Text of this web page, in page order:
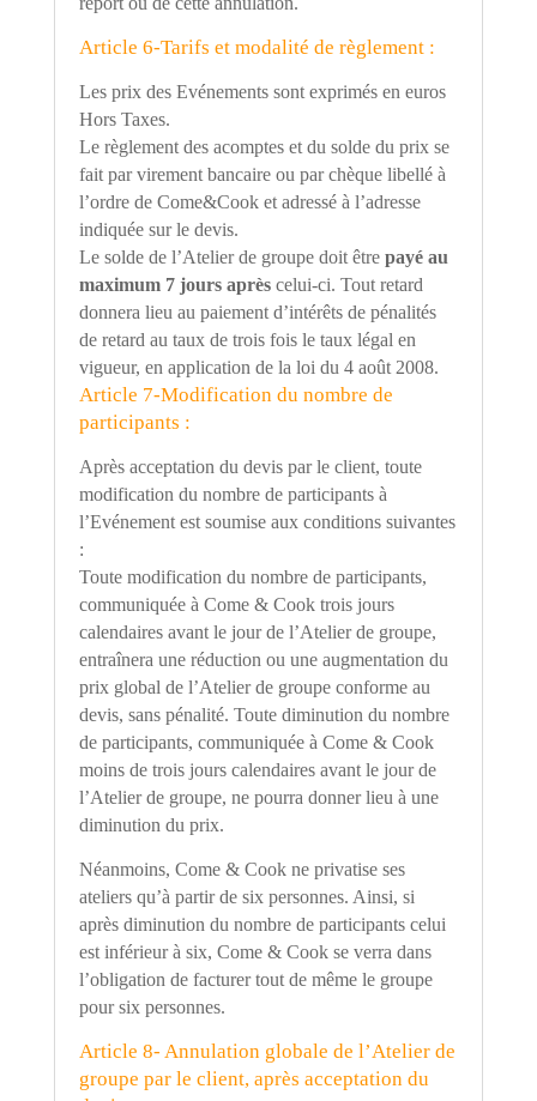
Article 6-Tarifs et modalité de règlement :
Les prix des Evénements sont exprimés en euros
Hors Taxes.
Le règlement des acomptes et du solde du prix se
fait par virement bancaire ou par chèque libellé à
l’ordre de Come&Cook et adressé à l’adresse
indiquée sur le devis.
Le solde de l’Atelier de groupe doit être payé au
maximum 7 jours après celui-ci. Tout retard
donnera lieu au paiement d’intérêts de pénalités
de retard au taux de trois fois le taux légal en
vigueur, en application de la loi du 4 août 2008.
Article 7-Modification du nombre de
participants :
Après acceptation du devis par le client, toute
modification du nombre de participants à
l’Evénement est soumise aux conditions suivantes
:
Toute modification du nombre de participants,
communiquée à Come & Cook trois jours
calendaires avant le jour de l’Atelier de groupe,
entraînera une réduction ou une augmentation du
prix global de l’Atelier de groupe conforme au
devis, sans pénalité. Toute diminution du nombre
de participants, communiquée à Come & Cook
moins de trois jours calendaires avant le jour de
l’Atelier de groupe, ne pourra donner lieu à une
diminution du prix.
Néanmoins, Come & Cook ne privatise ses
ateliers qu’à partir de six personnes. Ainsi, si
après diminution du nombre de participants celui
est inférieur à six, Come & Cook se verra dans
l’obligation de facturer tout de même le groupe
pour six personnes.
Article 8- Annulation globale de l’Atelier de
groupe par le client, après acceptation du